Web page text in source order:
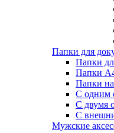
Папки для
Папки
Папки
Папки
С одним
С двумя
С
Мужские